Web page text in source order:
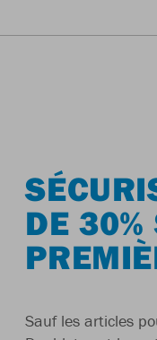
DE 30%
Sauf les articles